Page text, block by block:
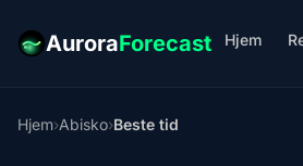
AuroraForecast Hjem
Hjem›Abisko›Beste tid